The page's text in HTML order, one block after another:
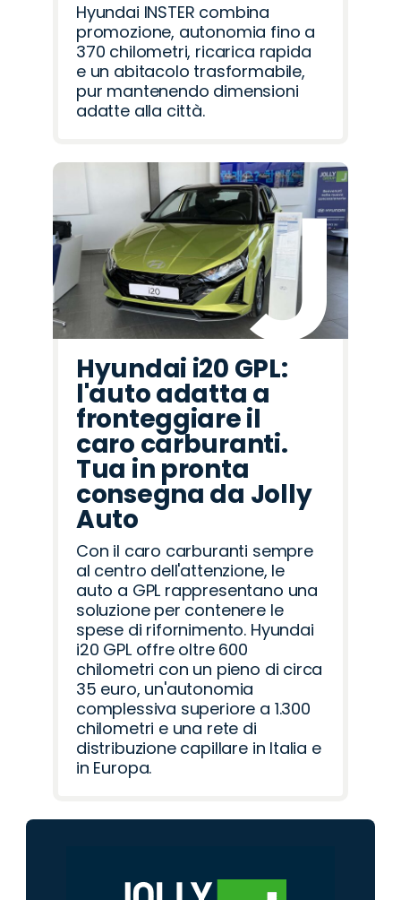
Hyundai INSTER combina
promozione, autonomia fino a
370 chilometri, ricarica rapida
e un abitacolo trasformabile,
pur mantenendo dimensioni
adatte alla città.
Hyundai i20 GPL:
l'auto adatta a
fronteggiare il
caro carburanti.
Tua in pronta
consegna da Jolly
Auto
Con il caro carburanti sempre
al centro dell'attenzione, le
auto a GPL rappresentano una
soluzione per contenere le
spese di rifornimento. Hyundai
i20 GPL offre oltre 600
chilometri con un pieno di circa
35 euro, un'autonomia
complessiva superiore a 1.300
chilometri e una rete di
distribuzione capillare in Italia e
in Europa.